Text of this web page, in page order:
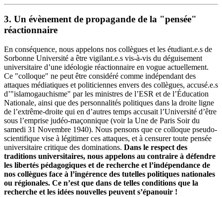
3. Un évènement de propagande de la "pensée"
réactionnaire
En conséquence, nous appelons nos collègues et les étudiant.e.s de
Sorbonne Université a être vigilant.e.s vis-à-vis du déguisement
universitaire d’une idéologie réactionnaire en vogue actuellement.
Ce "colloque" ne peut être considéré comme indépendant des
attaques médiatiques et politiciennes envers des collègues, accusé.e.s
d’"islamogauchisme" par les ministres de l’ESR et de l’Éducation
Nationale, ainsi que des personnalités politiques dans la droite ligne
de l’extrême-droite qui en d’autres temps accusait l’Université d’être
sous l’emprise judéo-maçonnique (voir la Une de Paris Soir du
samedi 31 Novembre 1940). Nous pensons que ce colloque pseudo-
scientifique vise à légitimer ces attaques, et à censurer toute pensée
universitaire critique des dominations. Dans le respect des
traditions universitaires, nous appelons au contraire à défendre
les libertés pédagogiques et de recherche et l’indépendance de
nos collègues face à l’ingérence des tutelles politiques nationales
ou régionales. Ce n’est que dans de telles conditions que la
recherche et les idées nouvelles peuvent s’épanouir !